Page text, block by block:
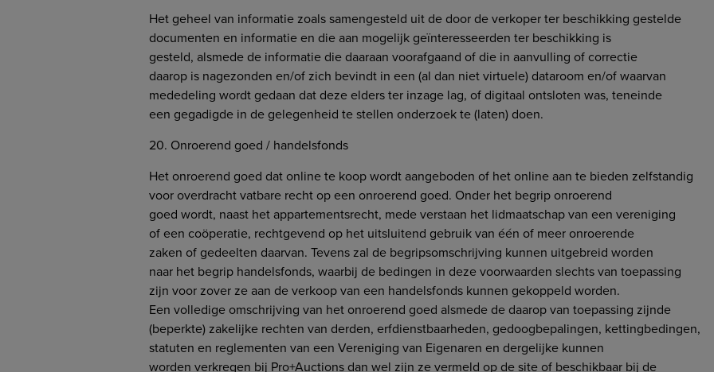
Het geheel van informatie zoals samengesteld uit de door de verkoper ter beschikking gestelde
documenten en informatie en die aan mogelijk geïnteresseerden ter beschikking is
gesteld, alsmede de informatie die daaraan voorafgaand of die in aanvulling of correctie
daarop is nagezonden en/of zich bevindt in een (al dan niet virtuele) dataroom en/of waarvan
mededeling wordt gedaan dat deze elders ter inzage lag, of digitaal ontsloten was, teneinde
een gegadigde in de gelegenheid te stellen onderzoek te (laten) doen.
20. Onroerend goed / handelsfonds
Het onroerend goed dat online te koop wordt aangeboden of het online aan te bieden zelfstandig
voor overdracht vatbare recht op een onroerend goed. Onder het begrip onroerend
goed wordt, naast het appartementsrecht, mede verstaan het lidmaatschap van een vereniging
of een coöperatie, rechtgevend op het uitsluitend gebruik van één of meer onroerende
zaken of gedeelten daarvan. Tevens zal de begripsomschrijving kunnen uitgebreid worden
naar het begrip handelsfonds, waarbij de bedingen in deze voorwaarden slechts van toepassing
zijn voor zover ze aan de verkoop van een handelsfonds kunnen gekoppeld worden.
Een volledige omschrijving van het onroerend goed alsmede de daarop van toepassing zijnde
(beperkte) zakelijke rechten van derden, erfdienstbaarheden, gedoogbepalingen, kettingbedingen,
statuten en reglementen van een Vereniging van Eigenaren en dergelijke kunnen
worden verkregen bij Pro+Auctions dan wel zijn ze vermeld op de site of beschikbaar bij de